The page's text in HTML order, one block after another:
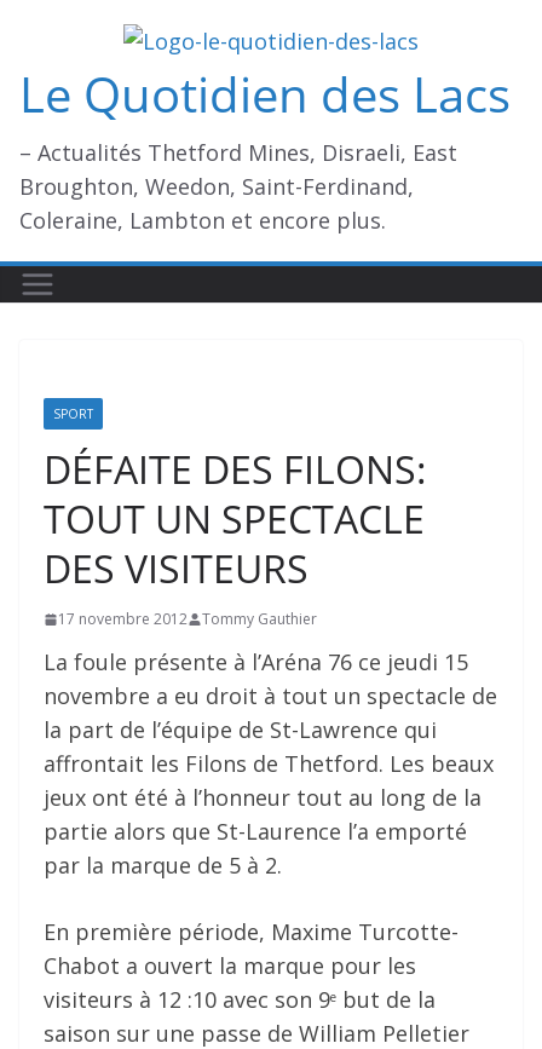
contenu
Le Quotidien des Lacs
– Actualités Thetford Mines, Disraeli, East
Broughton, Weedon, Saint-Ferdinand,
Coleraine, Lambton et encore plus.
SPORT
DÉFAITE DES FILONS:
TOUT UN SPECTACLE
DES VISITEURS
17 novembre 2012 Tommy Gauthier
La foule présente à l’Aréna 76 ce jeudi 15
novembre a eu droit à tout un spectacle de
la part de l’équipe de St-Lawrence qui
affrontait les Filons de Thetford. Les beaux
jeux ont été à l’honneur tout au long de la
partie alors que St-Laurence l’a emporté
par la marque de 5 à 2.
En première période, Maxime Turcotte-
Chabot a ouvert la marque pour les
visiteurs à 12 :10 avec son 9e but de la
saison sur une passe de William Pelletier